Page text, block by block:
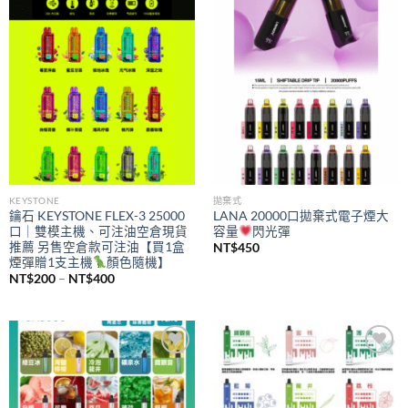
Add to
wishlist
KEYSTONE
鑰石 KEYSTONE FLEX-3 25000
口｜雙模主機、可注油空倉現貨
推薦 另售空倉款可注油【買1盒
煙彈贈1支主機
顏色隨機】
NT$200 – NT$400價
NT$200
到
NT$400
Add to
wishlist
拋棄式
LANA 20000口拋棄式電子煙大
容量
閃光彈
NT$450
Add to
wishlist
Add to